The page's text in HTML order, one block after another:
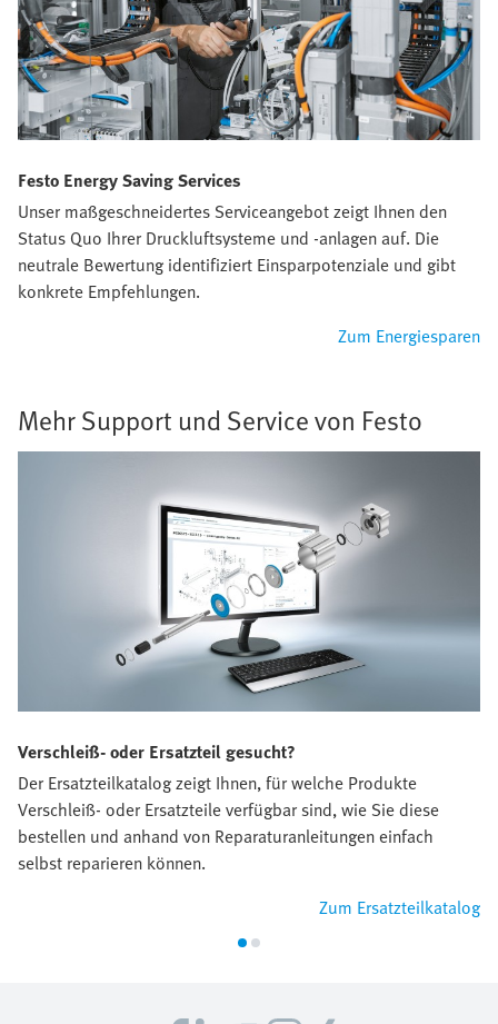
Festo Energy Saving Services
Unser maßgeschneidertes Serviceangebot zeigt Ihnen den
Status Quo Ihrer Druckluftsysteme und -anlagen auf. Die
neutrale Bewertung identifiziert Einsparpotenziale und gibt
konkrete Empfehlungen.
Zum Energiesparen
Mehr Support und Service von Festo
Verschleiß- oder Ersatzteil gesucht?
Der Ersatzteilkatalog zeigt Ihnen, für welche Produkte
Verschleiß- oder Ersatzteile verfügbar sind, wie Sie diese
bestellen und anhand von Reparaturanleitungen einfach
selbst reparieren können.
Zum Ersatzteilkatalog